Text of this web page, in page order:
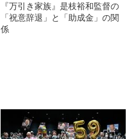
『万引き家族』是枝裕和監督の
「祝意辞退」と「助成金」の関
係